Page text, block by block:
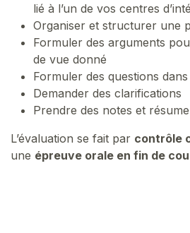
lié à l’un de vos centres
Organiser et structurer une
Formuler des arguments
de vue donné
Formuler des questions
Demander des clarifications
Prendre des notes et
L’évaluation se fait par contrôle
une épreuve orale en fin de